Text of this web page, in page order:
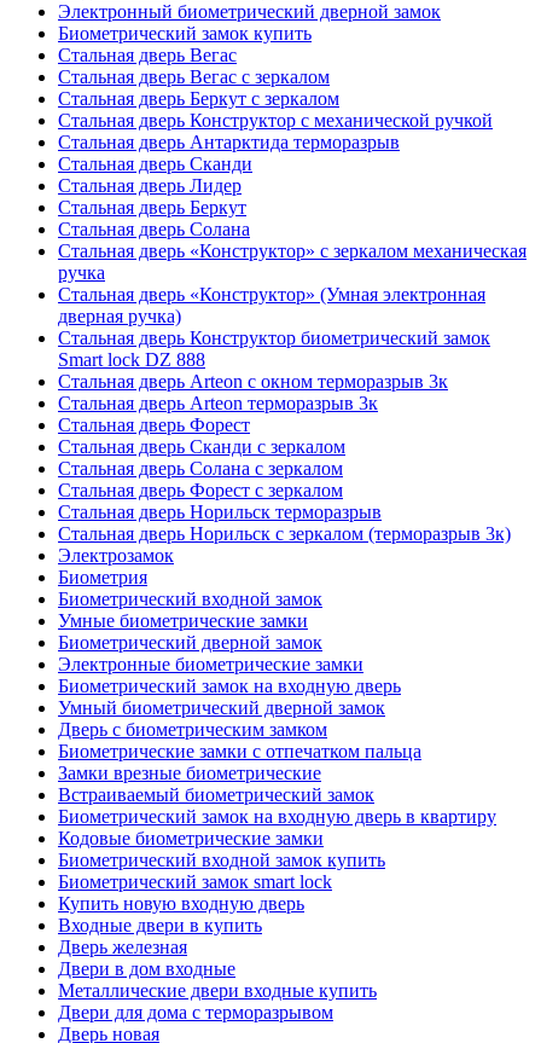
Электронный биометрический дверной замок
Биометрический замок купить
Стальная дверь Вегас
Стальная дверь Вегас с зеркалом
Стальная дверь Беркут с зеркалом
Стальная дверь Конструктор с механической ручкой
Стальная дверь Антарктида терморазрыв
Стальная дверь Сканди
Стальная дверь Лидер
Стальная дверь Беркут
Стальная дверь Солана
Стальная дверь «Конструктор» с зеркалом механическая
ручка
Стальная дверь «Конструктор» (Умная электронная
дверная ручка)
Стальная дверь Конструктор биометрический замок
Smart lock DZ 888
Стальная дверь Arteon с окном терморазрыв 3к
Стальная дверь Arteon терморазрыв 3к
Стальная дверь Форест
Стальная дверь Сканди с зеркалом
Стальная дверь Солана с зеркалом
Стальная дверь Форест с зеркалом
Стальная дверь Норильск терморазрыв
Стальная дверь Норильск с зеркалом (терморазрыв 3к)
Электрозамок
Биометрия
Биометрический входной замок
Умные биометрические замки
Биометрический дверной замок
Электронные биометрические замки
Биометрический замок на входную дверь
Умный биометрический дверной замок
Дверь с биометрическим замком
Биометрические замки с отпечатком пальца
Замки врезные биометрические
Встраиваемый биометрический замок
Биометрический замок на входную дверь в квартиру
Кодовые биометрические замки
Биометрический входной замок купить
Биометрический замок smart lock
Купить новую входную дверь
Входные двери в купить
Дверь железная
Двери в дом входные
Металлические двери входные купить
Двери для дома с терморазрывом
Дверь новая